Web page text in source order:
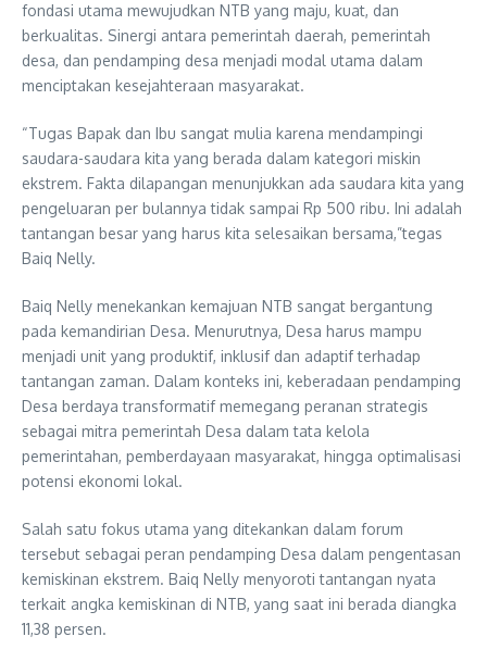
fondasi utama mewujudkan NTB yang maju, kuat, dan
berkualitas. Sinergi antara pemerintah daerah, pemerintah
desa, dan pendamping desa menjadi modal utama dalam
menciptakan kesejahteraan masyarakat.
“Tugas Bapak dan Ibu sangat mulia karena mendampingi
saudara-saudara kita yang berada dalam kategori miskin
ekstrem. Fakta dilapangan menunjukkan ada saudara kita yang
pengeluaran per bulannya tidak sampai Rp 500 ribu. Ini adalah
tantangan besar yang harus kita selesaikan bersama,”tegas
Baiq Nelly.
Baiq Nelly menekankan kemajuan NTB sangat bergantung
pada kemandirian Desa. Menurutnya, Desa harus mampu
menjadi unit yang produktif, inklusif dan adaptif terhadap
tantangan zaman. Dalam konteks ini, keberadaan pendamping
Desa berdaya transformatif memegang peranan strategis
sebagai mitra pemerintah Desa dalam tata kelola
pemerintahan, pemberdayaan masyarakat, hingga optimalisasi
potensi ekonomi lokal.
Salah satu fokus utama yang ditekankan dalam forum
tersebut sebagai peran pendamping Desa dalam pengentasan
kemiskinan ekstrem. Baiq Nelly menyoroti tantangan nyata
terkait angka kemiskinan di NTB, yang saat ini berada diangka
11,38 persen.